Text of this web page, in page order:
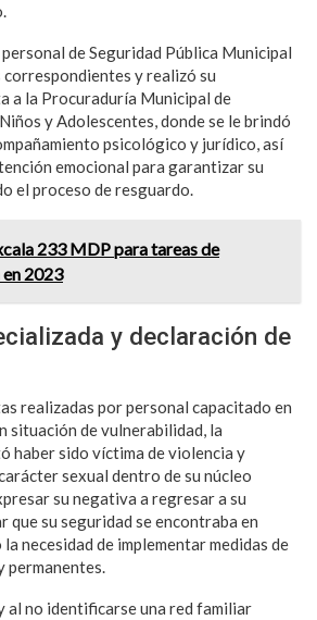
de Seguridad Pública Municipal
y realizó su
a la Procuraduría Municipal de
y Adolescentes, donde se le brindó
psicológico y jurídico, así
emocional para garantizar su
el proceso de resguardo.
233 MDP para tareas de
2023
y declaración de
realizadas por personal capacitado en
situación de vulnerabilidad, la
haber sido víctima de violencia y
sexual dentro de su núcleo
su negativa a regresar a su
que su seguridad se encontraba en
necesidad de implementar medidas de
permanentes.
al no identificarse una red familiar